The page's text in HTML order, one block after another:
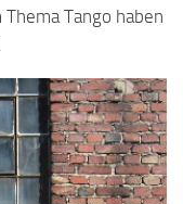
Tango haben